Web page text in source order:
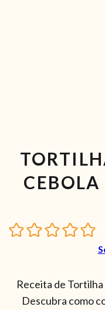
Receita de
Descubra como